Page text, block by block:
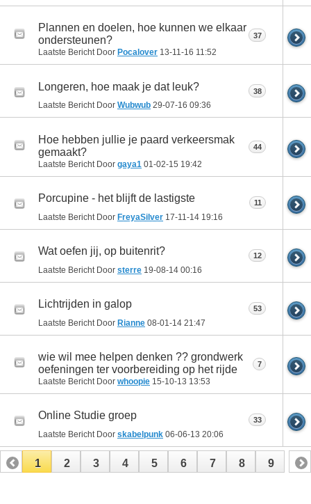
Plannen en doelen, hoe kunnen we elkaar
ondersteunen?
Laatste Bericht Door Pocalover 13-11-16 11:52
37
Longeren, hoe maak je dat leuk?
Laatste Bericht Door Wubwub 29-07-16 09:36
38
Hoe hebben jullie je paard verkeersmak
gemaakt?
Laatste Bericht Door gaya1 01-02-15 19:42
44
Porcupine - het blijft de lastigste
Laatste Bericht Door FreyaSilver 17-11-14 19:16
11
Wat oefen jij, op buitenrit?
Laatste Bericht Door sterre 19-08-14 00:16
12
Lichtrijden in galop
Laatste Bericht Door Rianne 08-01-14 21:47
53
wie wil mee helpen denken ?? grondwerk
oefeningen ter voorbereiding op het rijde
Laatste Bericht Door whoopie 15-10-13 13:53
7
Online Studie groep
Laatste Bericht Door skabelpunk 06-06-13 20:06
33
1 2 3 4 5 6 7 8 9